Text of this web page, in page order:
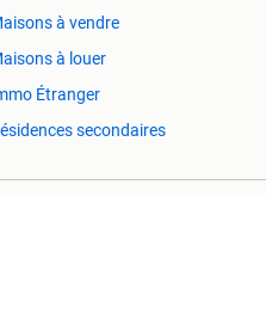
en buiten
met cilinder afsluiting
zwart 9005
à vendre
à louer
Étranger
secondaires